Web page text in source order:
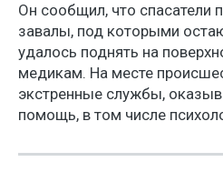
Он сообщил, что спасатели
завалы, под которыми
удалось поднять на
медикам. На месте
экстренные службы,
помощь, в том числе